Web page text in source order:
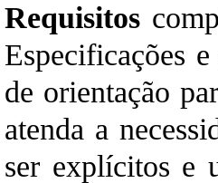
Requisitos
Especificações
de orientação
atenda a
ser explícitos e